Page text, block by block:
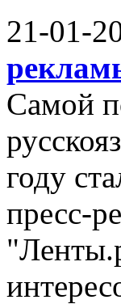
21-01-
Самой
году
пресс-